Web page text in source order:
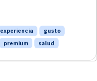
experiencia
gusto
premium salud